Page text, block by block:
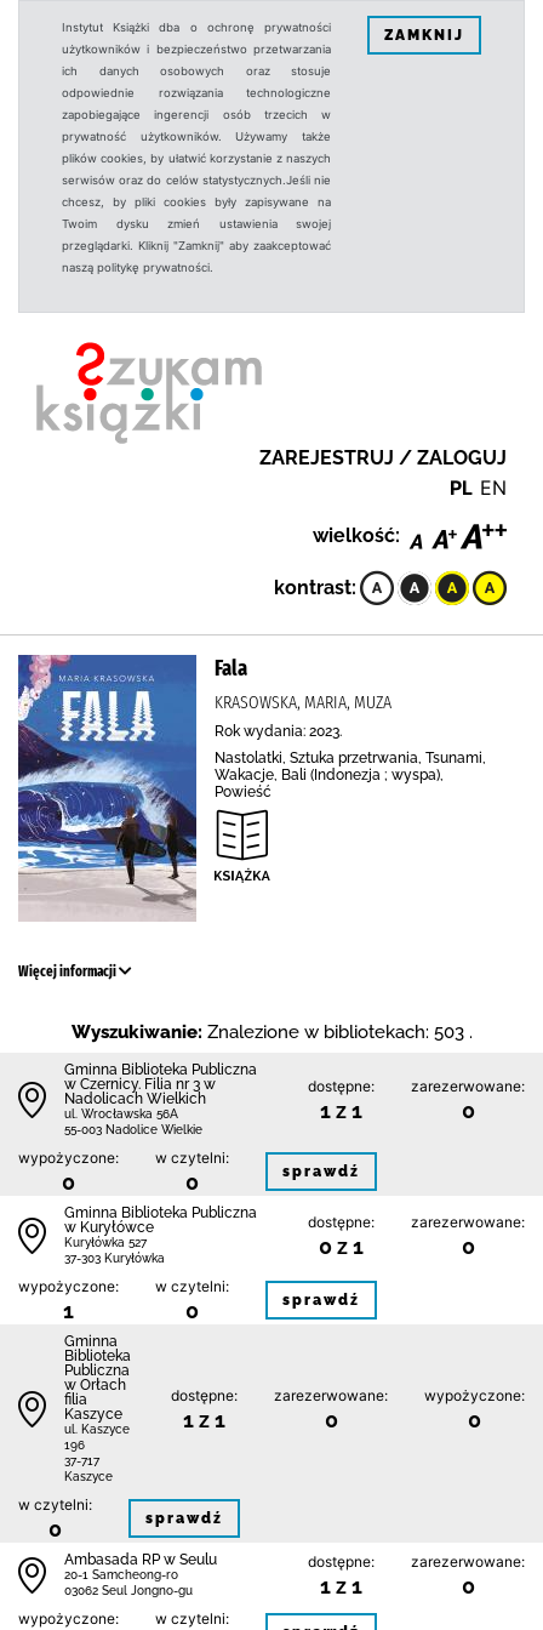
Instytut Książki dba o ochronę prywatności
użytkowników i bezpieczeństwo przetwarzania
ich danych osobowych oraz stosuje
odpowiednie rozwiązania technologiczne
zapobiegające ingerencji osób trzecich w
prywatność użytkowników. Używamy także
plików cookies, by ułatwić korzystanie z naszych
serwisów oraz do celów statystycznych.Jeśli nie
chcesz, by pliki cookies były zapisywane na
Twoim dysku zmień ustawienia swojej
przeglądarki. Kliknij "Zamknij" aby zaakceptować
naszą politykę prywatności.
ZAMKNIJ
ZAREJESTRUJ / ZALOGUJ
PL EN
wielkość:
kontrast:
Fala
KRASOWSKA, MARIA, MUZA
Rok wydania: 2023.
Nastolatki, Sztuka przetrwania, Tsunami,
Wakacje, Bali (Indonezja ; wyspa),
Powieść
Więcej informacji
Wyszukiwanie: Znalezione w bibliotekach: 503 .
Gminna Biblioteka Publiczna
w Czernicy. Filia nr 3 w
Nadolicach Wielkich
ul. Wrocławska 56A
55-003 Nadolice Wielkie
dostępne:
1 z 1
zarezerwowane:
0
wypożyczone:
0
w czytelni:
0 sprawdź
Gminna Biblioteka Publiczna
w Kuryłówce
Kuryłówka 527
37-303 Kuryłówka
dostępne:
0 z 1
zarezerwowane:
0
wypożyczone:
1
w czytelni:
0 sprawdź
Gminna
Biblioteka
Publiczna
w Orłach
filia
Kaszyce
ul. Kaszyce
196
37-717
Kaszyce
dostępne:
1 z 1
zarezerwowane:
0
wypożyczone:
0
w czytelni:
0 sprawdź
Ambasada RP w Seulu
20-1 Samcheong-ro
03062 Seul Jongno-gu
dostępne:
1 z 1
zarezerwowane:
0
wypożyczone: w czytelni: